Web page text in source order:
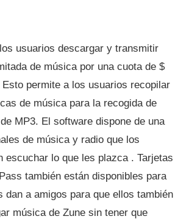
usuarios descargar y transmitir
de música por una cuota de $
permite a los usuarios recopilar
de música para la recogida de
MP3. El software dispone de una
de música y radio que los
escuchar lo que les plazca . Tarjetas
también están disponibles para
dan a amigos para que ellos también
música de Zune sin tener que